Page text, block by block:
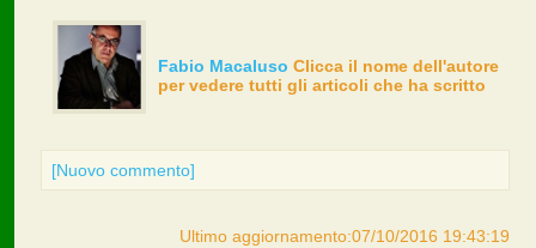
Fabio Macaluso Clicca il nome dell'autore
per vedere tutti gli articoli che ha scritto
[Nuovo commento]
Ultimo aggiornamento:07/10/2016 19:43:19